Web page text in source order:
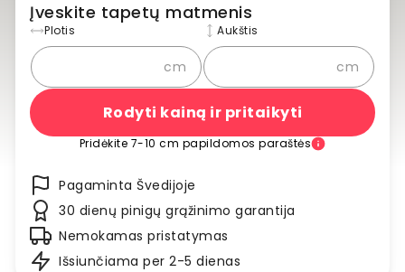
Įveskite tapetų matmenis
Plotis
cm
Aukštis
cm
Rodyti kainą ir pritaikyti
Pridėkite 7-10 cm papildomos paraštės
Pagaminta Švedijoje
30 dienų pinigų grąžinimo garantija
Nemokamas pristatymas
Išsiunčiama per 2-5 dienas